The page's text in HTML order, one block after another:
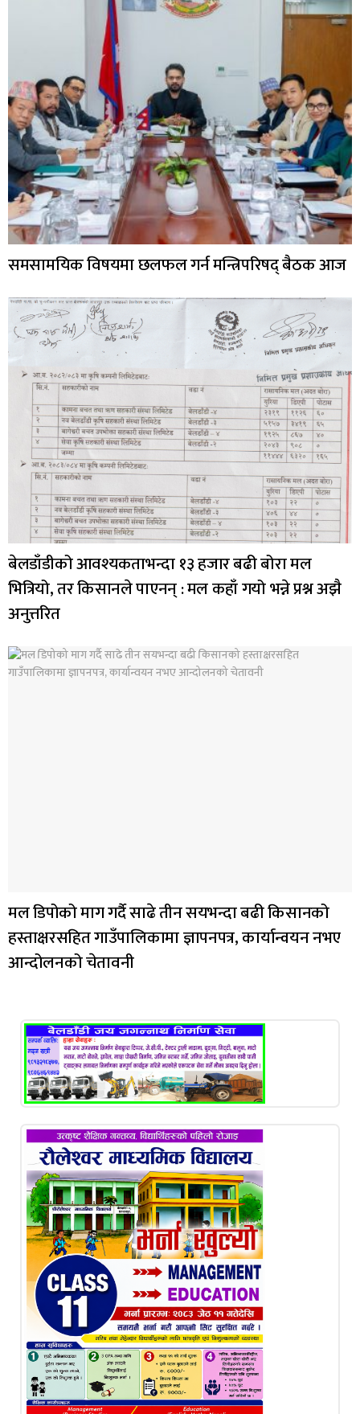
समसामयिक विषयमा छलफल गर्न मन्त्रिपरिषद् बैठक आज
बेलडाँडीको आवश्यकताभन्दा १३ हजार बढी बोरा मल
भित्रियो, तर किसानले पाएनन् : मल कहाँ गयो भन्ने प्रश्न अझै
अनुत्तरित
मल डिपोको माग गर्दै साढे तीन सयभन्दा बढी किसानको
हस्ताक्षरसहित गाउँपालिकामा ज्ञापनपत्र, कार्यान्वयन नभए
आन्दोलनको चेतावनी